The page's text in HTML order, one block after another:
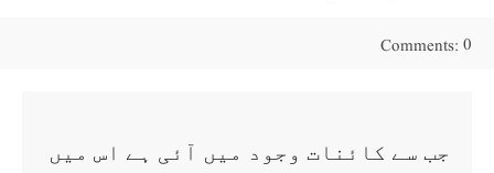
Comments: 0
جب سے کائنات وجود میں آئی ہے اس میں